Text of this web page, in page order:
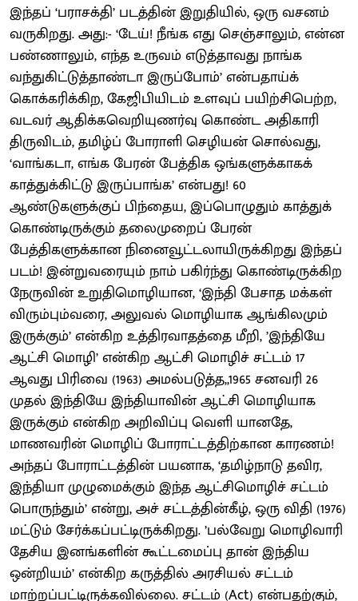
இந்தப் ‘பராசக்தி’ படத்தின் இறுதியில், ஒரு வசனம்
வருகிறது. அது:- ‘டேய்! நீங்க எது செஞ்சாலும், என்ன
பண்ணாலும், எந்த உருவம் எடுத்தாவது நாங்க
வந்துகிட்டுத்தாண்டா இருப்போம்’ என்பதாய்க்
கொக்கரிக்கிற, கேஜிபியிடம் உளவுப் பயிற்சிபெற்ற,
வடவர் ஆதிக்கவெறியுணர்வு கொண்ட அதிகாரி
திருவிடம், தமிழ்ப் போராளி செழியன் சொல்வது,
‘வாங்கடா, எங்க பேரன் பேத்திக ஒங்களுக்காகக்
காத்துக்கிட்டு இருப்பாங்க’ என்பது! 60
ஆண்டுகளுக்குப் பிந்தைய, இப்பொழுதும் காத்துக்
கொண்டிருக்கும் தலைமுறைப் பேரன்
பேத்திகளுக்கான நினைவூட்டலாயிருக்கிறது இந்தப்
படம்! இன்றுவரையும் நாம் பகிர்ந்து கொண்டிருக்கிற
நேருவின் உறுதிமொழியான, ‘இந்தி பேசாத மக்கள்
விரும்பும்வரை, அலுவல் மொழியாக ஆங்கிலமும்
இருக்கும்’ என்கிற உத்திரவாதத்தை மீறி, ’இந்தியே
ஆட்சி மொழி’ என்கிற ஆட்சி மொழிச் சட்டம் 17
ஆவது பிரிவை (1963) அமல்படுத்த,,1965 சனவரி 26
முதல் இந்தியே இந்தியாவின் ஆட்சி மொழியாக
இருக்கும் என்கிற அறிவிப்பு வெளி யானதே,
மாணவரின் மொழிப் போராட்டத்திற்கான காரணம்!
அந்தப் போராட்டத்தின் பயனாக, ‘தமிழ்நாடு தவிர,
இந்தியா முழுமைக்கும் இந்த ஆட்சிமொழிச் சட்டம்
பொருந்தும்’ என்று, அச் சட்டத்தின்கீழ், ஒரு விதி (1976)
மட்டும் சேர்க்கப்பட்டிருக்கிறது. ’பல்வேறு மொழிவாரி
தேசிய இனங்களின் கூட்டமைப்பு தான் இந்திய
ஒன்றியம்’ என்கிற கருத்தில் அரசியல் சட்டம்
மாற்றப்பட்டிருக்கவில்லை. சட்டம் (Act) என்பதற்கும்,